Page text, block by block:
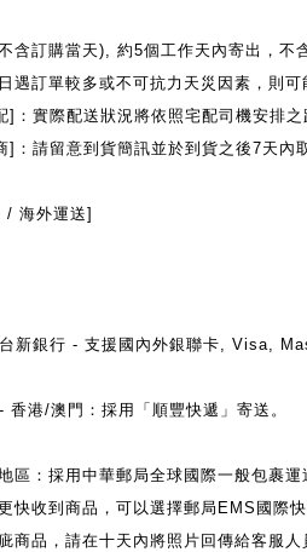
含訂購當天), 約5個工作天內寄出，
遇訂單較多或不可抗力天災因素，則可
]：實際配送狀況將依照宅配司機安排之
]：請留意到貨簡訊並於到貨之後7天內
/ 海外運送]
新銀行 - 支援國內外銀聯卡, Visa,
香港/澳門：採用「順豐快遞」寄送。
區：採用中華郵局全球國際一般包裹運
快收到商品，可以選擇郵局EMS國際
商品，請在十天內將照片回傳給客服